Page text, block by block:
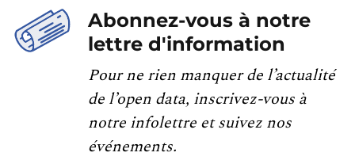
Abonnez-vous à notre
lettre d'information
Pour ne rien manquer de l’actualité
de l’open data, inscrivez-vous à
notre infolettre et suivez nos
événements.